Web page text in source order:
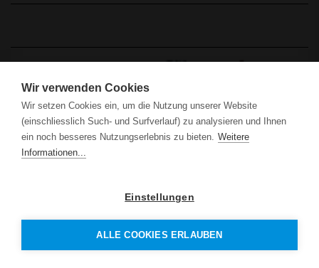
Bandtransportspülmaschinen
BTA 160
Wir verwenden Cookies
Wir setzen Cookies ein, um die Nutzung unserer Website
(einschliesslich Such- und Surfverlauf) zu analysieren und Ihnen
ein noch besseres Nutzungserlebnis zu bieten. Weitere
Informationen...
Einstellungen
ALLE COOKIES ERLAUBEN